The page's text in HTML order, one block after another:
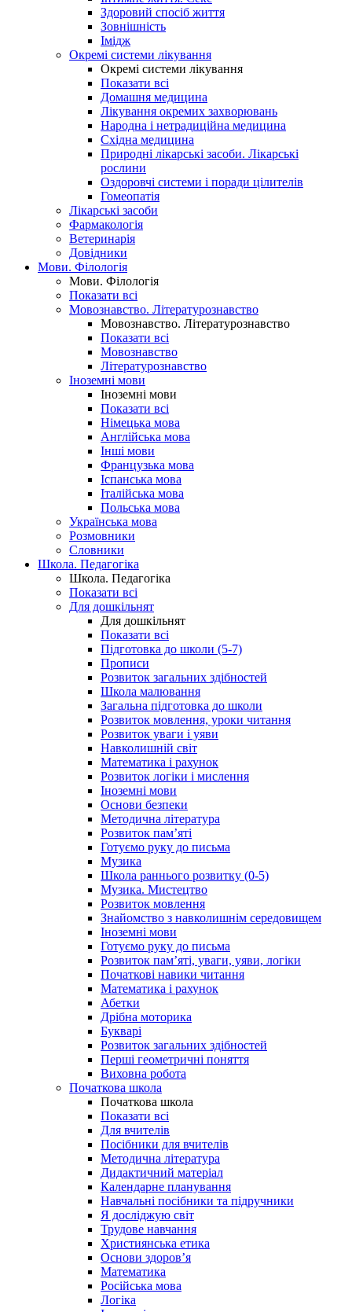
Здоровий спосіб життя
Зовнішність
Імідж
Окремі системи лікування
Окремі системи лікування
Показати всі
Домашня медицина
Лікування окремих захворювань
Народна і нетрадиційна медицина
Східна медицина
Природні лікарські засоби. Лікарські
рослини
Оздоровчі системи і поради цілителів
Гомеопатія
Лікарські засоби
Фармакологія
Ветеринарія
Довідники
Мови. Філологія
Мови. Філологія
Показати всі
Мовознавство. Літературознавство
Мовознавство. Літературознавство
Показати всі
Мовознавство
Літературознавство
Іноземні мови
Іноземні мови
Показати всі
Німецька мова
Англійська мова
Інші мови
Французька мова
Іспанська мова
Італійська мова
Польська мова
Українська мова
Розмовники
Словники
Школа. Педагогіка
Школа. Педагогіка
Показати всі
Для дошкільнят
Для дошкільнят
Показати всі
Підготовка до школи (5-7)
Прописи
Розвиток загальних здібностей
Школа малювання
Загальна підготовка до школи
Розвиток мовлення, уроки читання
Розвиток уваги і уяви
Навколишній світ
Математика і рахунок
Розвиток логіки і мислення
Іноземні мови
Основи безпеки
Методична література
Розвиток пам’яті
Готуємо руку до письма
Музика
Школа раннього розвитку (0-5)
Музика. Мистецтво
Розвиток мовлення
Знайомство з навколишнім середовищем
Іноземні мови
Готуємо руку до письма
Розвиток пам’яті, уваги, уяви, логіки
Початкові навики читання
Математика і рахунок
Абетки
Дрібна моторика
Букварі
Розвиток загальних здібностей
Перші геометричні поняття
Виховна робота
Початкова школа
Початкова школа
Показати всі
Для вчителів
Посібники для вчителів
Методична література
Дидактичний матеріал
Календарне планування
Навчальні посібники та підручники
Я досліджую світ
Трудове навчання
Християнська етика
Основи здоров’я
Математика
Російська мова
Логіка